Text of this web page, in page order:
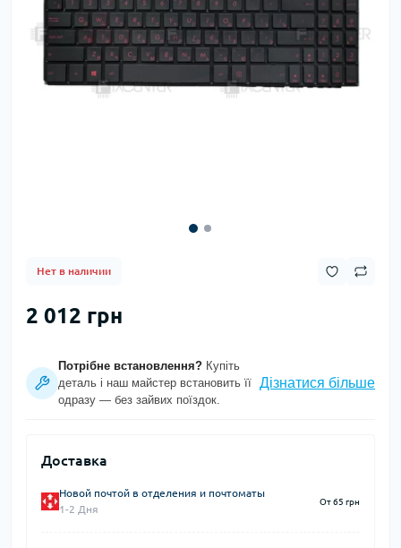
Нет в наличии
2 012 грн
Потрібне встановлення? Купіть
деталь і наш майстер встановить її
одразу — без зайвих поїздок.
Дізнатися більше
Доставка
Новой почтой в отделения и почтоматы
1-2 Дня
От 65 грн